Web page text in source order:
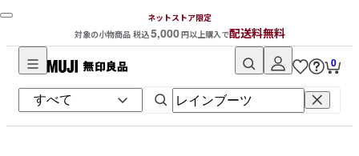
ネットストア限定
対象の小物商品 税込5,000円以上購入で配送料無料
無
印
良
0